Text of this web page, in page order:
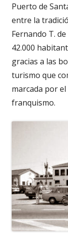
Puerto de
entre la
Fernando T.
42.000
gracias a las
turismo que
marcada por
franquismo.